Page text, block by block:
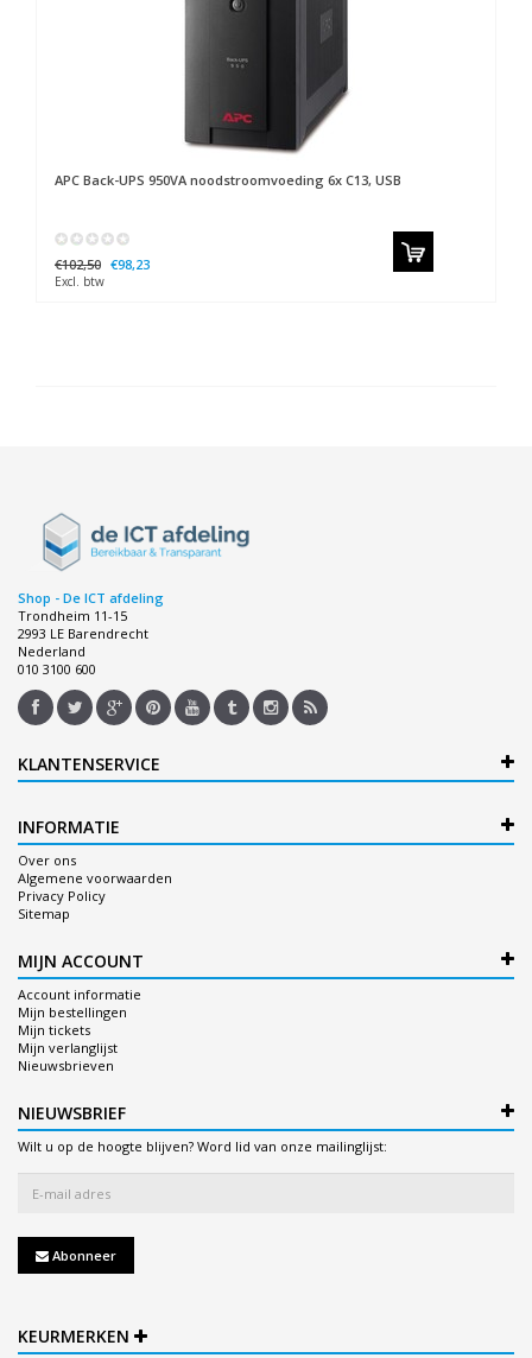
APC Back-UPS 950VA noodstroomvoeding 6x C13, USB
€102,50 €98,23
Excl. btw
Shop - De ICT afdeling
Trondheim 11-15
2993 LE Barendrecht
Nederland
010 3100 600
KLANTENSERVICE
INFORMATIE
Over ons
Algemene voorwaarden
Privacy Policy
Sitemap
MIJN ACCOUNT
Account informatie
Mijn bestellingen
Mijn tickets
Mijn verlanglijst
Nieuwsbrieven
NIEUWSBRIEF
Wilt u op de hoogte blijven? Word lid van onze mailinglijst:
Abonneer
KEURMERKEN